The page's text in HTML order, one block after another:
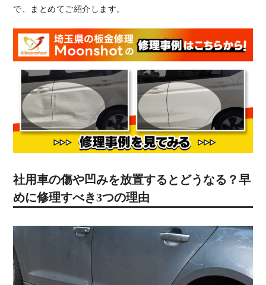
で、まとめてご紹介します。
社用車の傷や凹みを放置するとどうなる？早
めに修理すべき3つの理由